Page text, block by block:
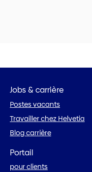
Jobs & carrière
Postes vacants
Travailler chez Helvetia
Blog carrière
Portail
pour clients